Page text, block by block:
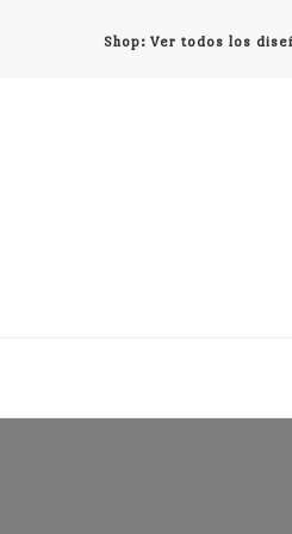
Shop: Ver todos los